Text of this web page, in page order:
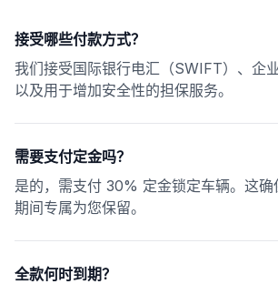
接受哪些付款方式？
我们接受国际银行电汇（SWIFT）、企
以及用于增加安全性的担保服务。
需要支付定金吗？
是的，需支付 30% 定金锁定车辆。这
期间专属为您保留。
全款何时到期？